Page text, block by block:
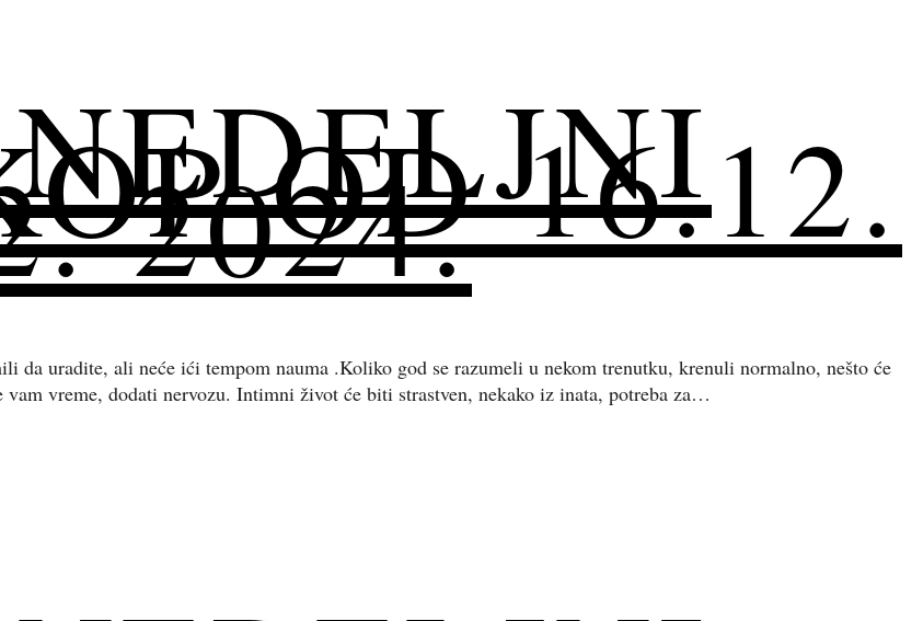
OD 16.12.
2024.
da uradite, ali neće ići tempom nauma .Koliko god se razumeli u nekom trenutku, krenuli normalno, nešto će
vreme, dodati nervozu. Intimni život će biti strastven, nekako iz inata, potreba za…